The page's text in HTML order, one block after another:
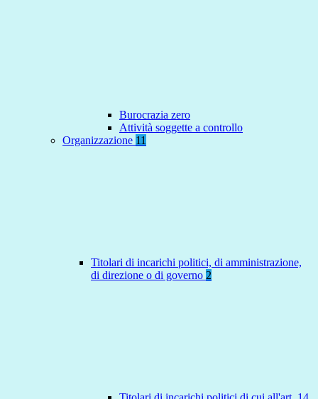
Burocrazia zero
Attività soggette a controllo
Organizzazione 11
Titolari di incarichi politici, di amministrazione,
di direzione o di governo 2